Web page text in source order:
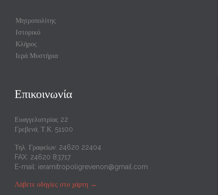
Μητροπολίτης
Ιστορικό
Κλήρος
Ιερά Μυστήρια
Επικοινωνία
Ευαγγελιστρίας 22
Γρεβενά, Τ.Κ. 51100
Τηλ. Γραφείων: 24620 22404
FAX: 24620 83717
E-mail: ieramitropoligrevenon@gmail.com
Λάβετε οδηγίες στο χάρτη →